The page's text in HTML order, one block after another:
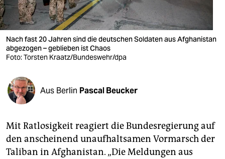
verlag
verlag
veranstaltungen
fragen & hilfe
abo
genossenschaft
Nach fast 20 Jahren sind die deutschen Soldaten aus Afghanistan
abgezogen – geblieben ist Chaos
Foto: Torsten Kraatz/Bundeswehr/dpa
Aus Berlin Pascal Beucker
Mit Ratlosigkeit reagiert die Bundesregierung auf
den anscheinend unaufhaltsamen Vormarsch der
Taliban in Afghanistan. „Die Meldungen aus